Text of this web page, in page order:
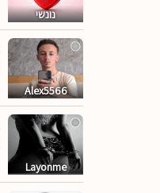
נונשי
Alex5566
Layonme